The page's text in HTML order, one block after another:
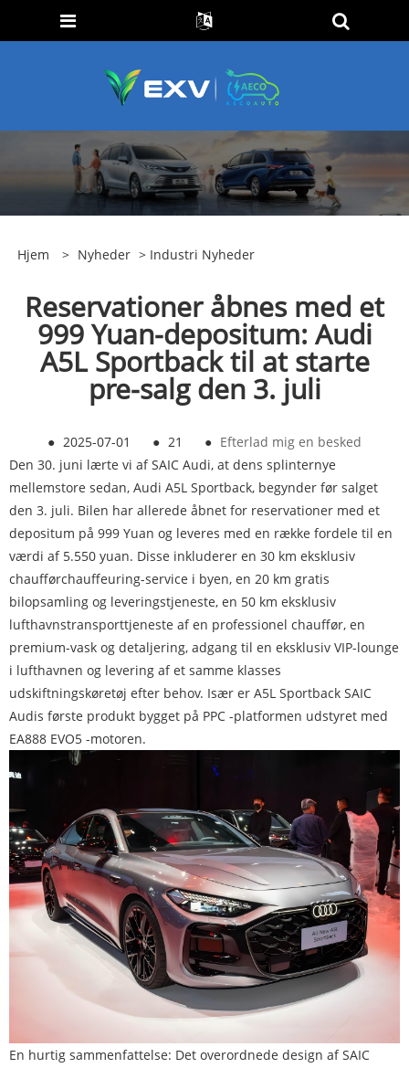
Hjem > Nyheder > Industri Nyheder
Reservationer åbnes med et
999 Yuan-depositum: Audi
A5L Sportback til at starte
pre-salg den 3. juli
● 2025-07-01 ● 21 ● Efterlad mig en besked
Den 30. juni lærte vi af SAIC Audi, at dens splinternye
mellemstore sedan, Audi A5L Sportback, begynder før salget
den 3. juli. Bilen har allerede åbnet for reservationer med et
depositum på 999 Yuan og leveres med en række fordele til en
værdi af 5.550 yuan. Disse inkluderer en 30 km eksklusiv
chaufførchauffeuring-service i byen, en 20 km gratis
bilopsamling og leveringstjeneste, en 50 km eksklusiv
lufthavnstransporttjeneste af en professionel chauffør, en
premium-vask og detaljering, adgang til en eksklusiv VIP-lounge
i lufthavnen og levering af et samme klasses
udskiftningskøretøj efter behov. Især er A5L Sportback SAIC
Audis første produkt bygget på PPC -platformen udstyret med
EA888 EVO5 -motoren.
En hurtig sammenfattelse: Det overordnede design af SAIC